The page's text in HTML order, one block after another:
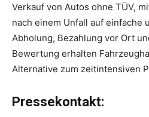
Verkauf von Autos ohne TÜV,
nach einem Unfall auf einfache
Abholung, Bezahlung vor Ort
Bewertung erhalten
Alternative zum zeitintensiven
Pressekontakt: